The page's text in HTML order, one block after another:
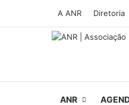
A ANR Diretoria
ANR